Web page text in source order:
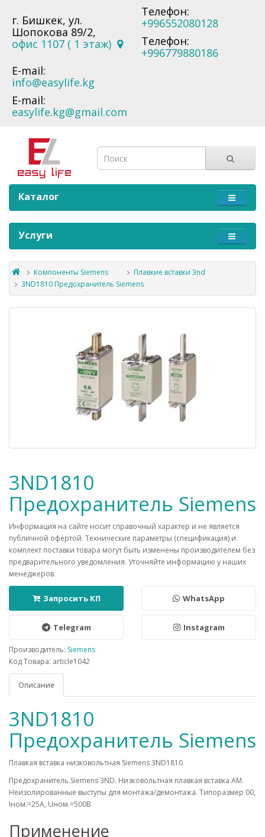
г. Бишкек, ул.
Шопокова 89/2,
офис 1107 ( 1 этаж)
Телефон:
+996552080128
Телефон:
+996779880186
E-mail:
info@easylife.kg
E-mail:
easylife.kg@gmail.com
Каталог
Услуги
Компоненты Siemens
Плавкие вставки 3nd
3ND1810 Предохранитель Siemens
3ND1810
Предохранитель Siemens
Информация на сайте носит справочный характер и не является
публичной офертой. Технические параметры (спецификация) и
комплект поставки товара могут быть изменены производителем без
предварительного уведомления. Уточняйте информацию у наших
менеджеров.
Запросить КП WhatsApp
Telegram Instagram
Производитель: Siemens
Код Товара: article1042
Описание
3ND1810
Предохранитель Siemens
Плавкая вставка низковольтная Siemens 3ND1810
Предохранитель Siemens 3ND. Низковольтная плавкая вставка AM.
Неизолированные выступы для монтажа/демонтажа. Типоразмер 00,
Iном.=25A, Uном.=500В
Применение